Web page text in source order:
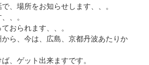
、場所をお知らせします、、。
、。
おられます、、。
ら、今は、広島、京都丹波あたりか
、ゲット出来ますです。